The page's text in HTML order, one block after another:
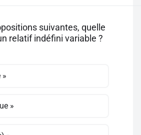
suivantes, quelle
relatif indéfini variable ?
»
»